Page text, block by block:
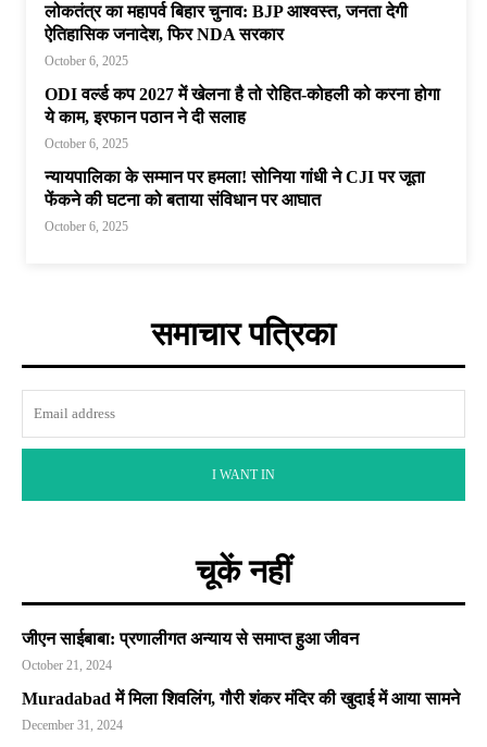
लोकतंत्र का महापर्व बिहार चुनाव: BJP आश्वस्त, जनता देगी
ऐतिहासिक जनादेश, फिर NDA सरकार
October 6, 2025
ODI वर्ल्ड कप 2027 में खेलना है तो रोहित-कोहली को करना होगा
ये काम, इरफान पठान ने दी सलाह
October 6, 2025
न्यायपालिका के सम्मान पर हमला! सोनिया गांधी ने CJI पर जूता
फेंकने की घटना को बताया संविधान पर आघात
October 6, 2025
समाचार पत्रिका
I WANT IN
चूकें नहीं
जीएन साईबाबा: प्रणालीगत अन्याय से समाप्त हुआ जीवन
October 21, 2024
Muradabad में मिला शिवलिंग, गौरी शंकर मंदिर की खुदाई में आया सामने
December 31, 2024